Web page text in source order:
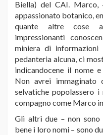
Biella) del CAI. Marco,
appassionato botanico,
quante altre cose
impressionanti
miniera di informazioni
pedanteria alcuna, ci
indicandocene il nome
Non avrei immaginato
selvatiche popolassero
compagno come Marco
Gli altri due – non
bene i loro nomi – sono